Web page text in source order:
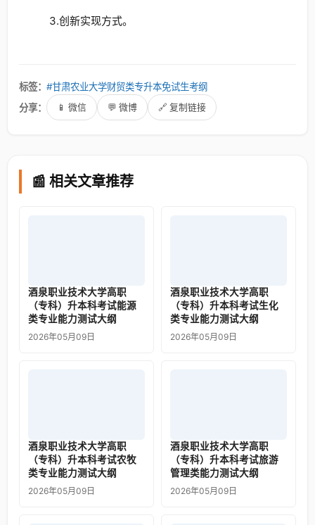
3.创新实现方式。
标签： #甘肃农业大学财贸类专升本免试生考纲
分享：
📱 微信 💬 微博 🔗 复制链接
📰 相关文章推荐
酒泉职业技术大学高职
（专科）升本科考试能源
类专业能力测试大纲
2026年05月09日
酒泉职业技术大学高职
（专科）升本科考试生化
类专业能力测试大纲
2026年05月09日
酒泉职业技术大学高职
（专科）升本科考试农牧
类专业能力测试大纲
2026年05月09日
酒泉职业技术大学高职
（专科）升本科考试旅游
管理类能力测试大纲
2026年05月09日